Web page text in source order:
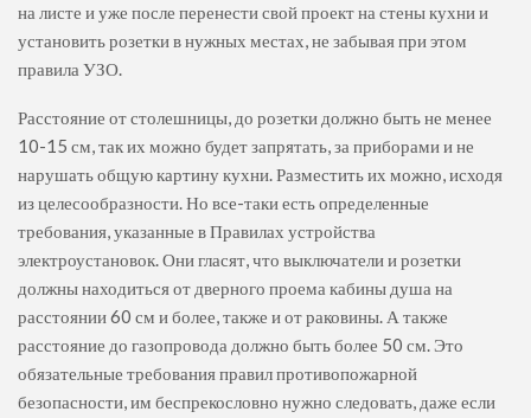
на листе и уже после перенести свой проект на стены кухни и
установить розетки в нужных местах, не забывая при этом
правила УЗО.
Расстояние от столешницы, до розетки должно быть не менее
10-15 см, так их можно будет запрятать, за приборами и не
нарушать общую картину кухни. Разместить их можно, исходя
из целесообразности. Но все-таки есть определенные
требования, указанные в Правилах устройства
электроустановок. Они гласят, что выключатели и розетки
должны находиться от дверного проема кабины душа на
расстоянии 60 см и более, также и от раковины. А также
расстояние до газопровода должно быть более 50 см. Это
обязательные требования правил противопожарной
безопасности, им беспрекословно нужно следовать, даже если